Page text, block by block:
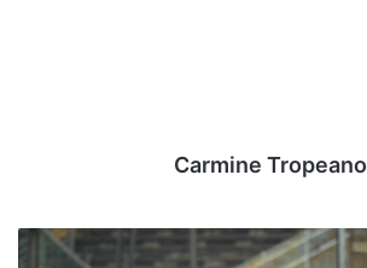
Carmine Tropeano
Mercato